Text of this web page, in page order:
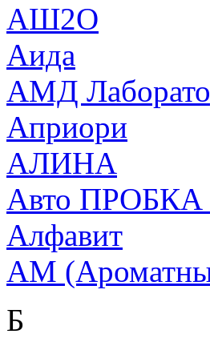
АШ2O
Аида
АМД
Априори
АЛИНА
Авто ПРОБКА
Алфавит
АМ
Б